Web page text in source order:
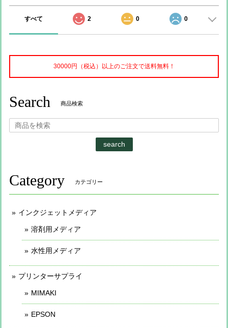
すべて 2 0 0
30000円（税込）以上のご注文で送料無料！
Search 商品検索
search
Category カテゴリー
インクジェットメディア
溶剤用メディア
水性用メディア
プリンターサプライ
MIMAKI
EPSON